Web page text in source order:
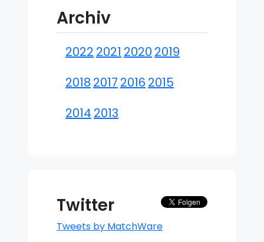
Archiv
2022 2021 2020 2019
2018 2017 2016 2015
2014 2013
Twitter
Tweets by MatchWare